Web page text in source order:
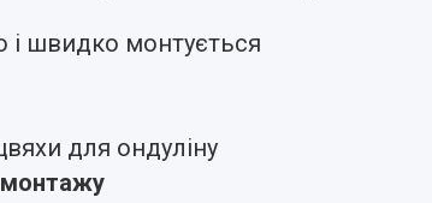
і швидко монтується
для ондуліну
монтажу